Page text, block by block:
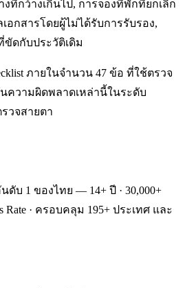
ที่กว้างเกินไป, การจองที่พักที่ยกเลิก
อกสารโดยผู้ไม่ได้รับการรับรอง,
ดกับประวัติเดิม
ภายในจำนวน 47 ข้อ ที่ใช้ตรวจ
ความผิดพลาดเหล่านี้ในระดับ
วจสายตา
บ 1 ของไทย — 14+ ปี · 30,000+
Rate · ครอบคลุม 195+ ประเทศ และ